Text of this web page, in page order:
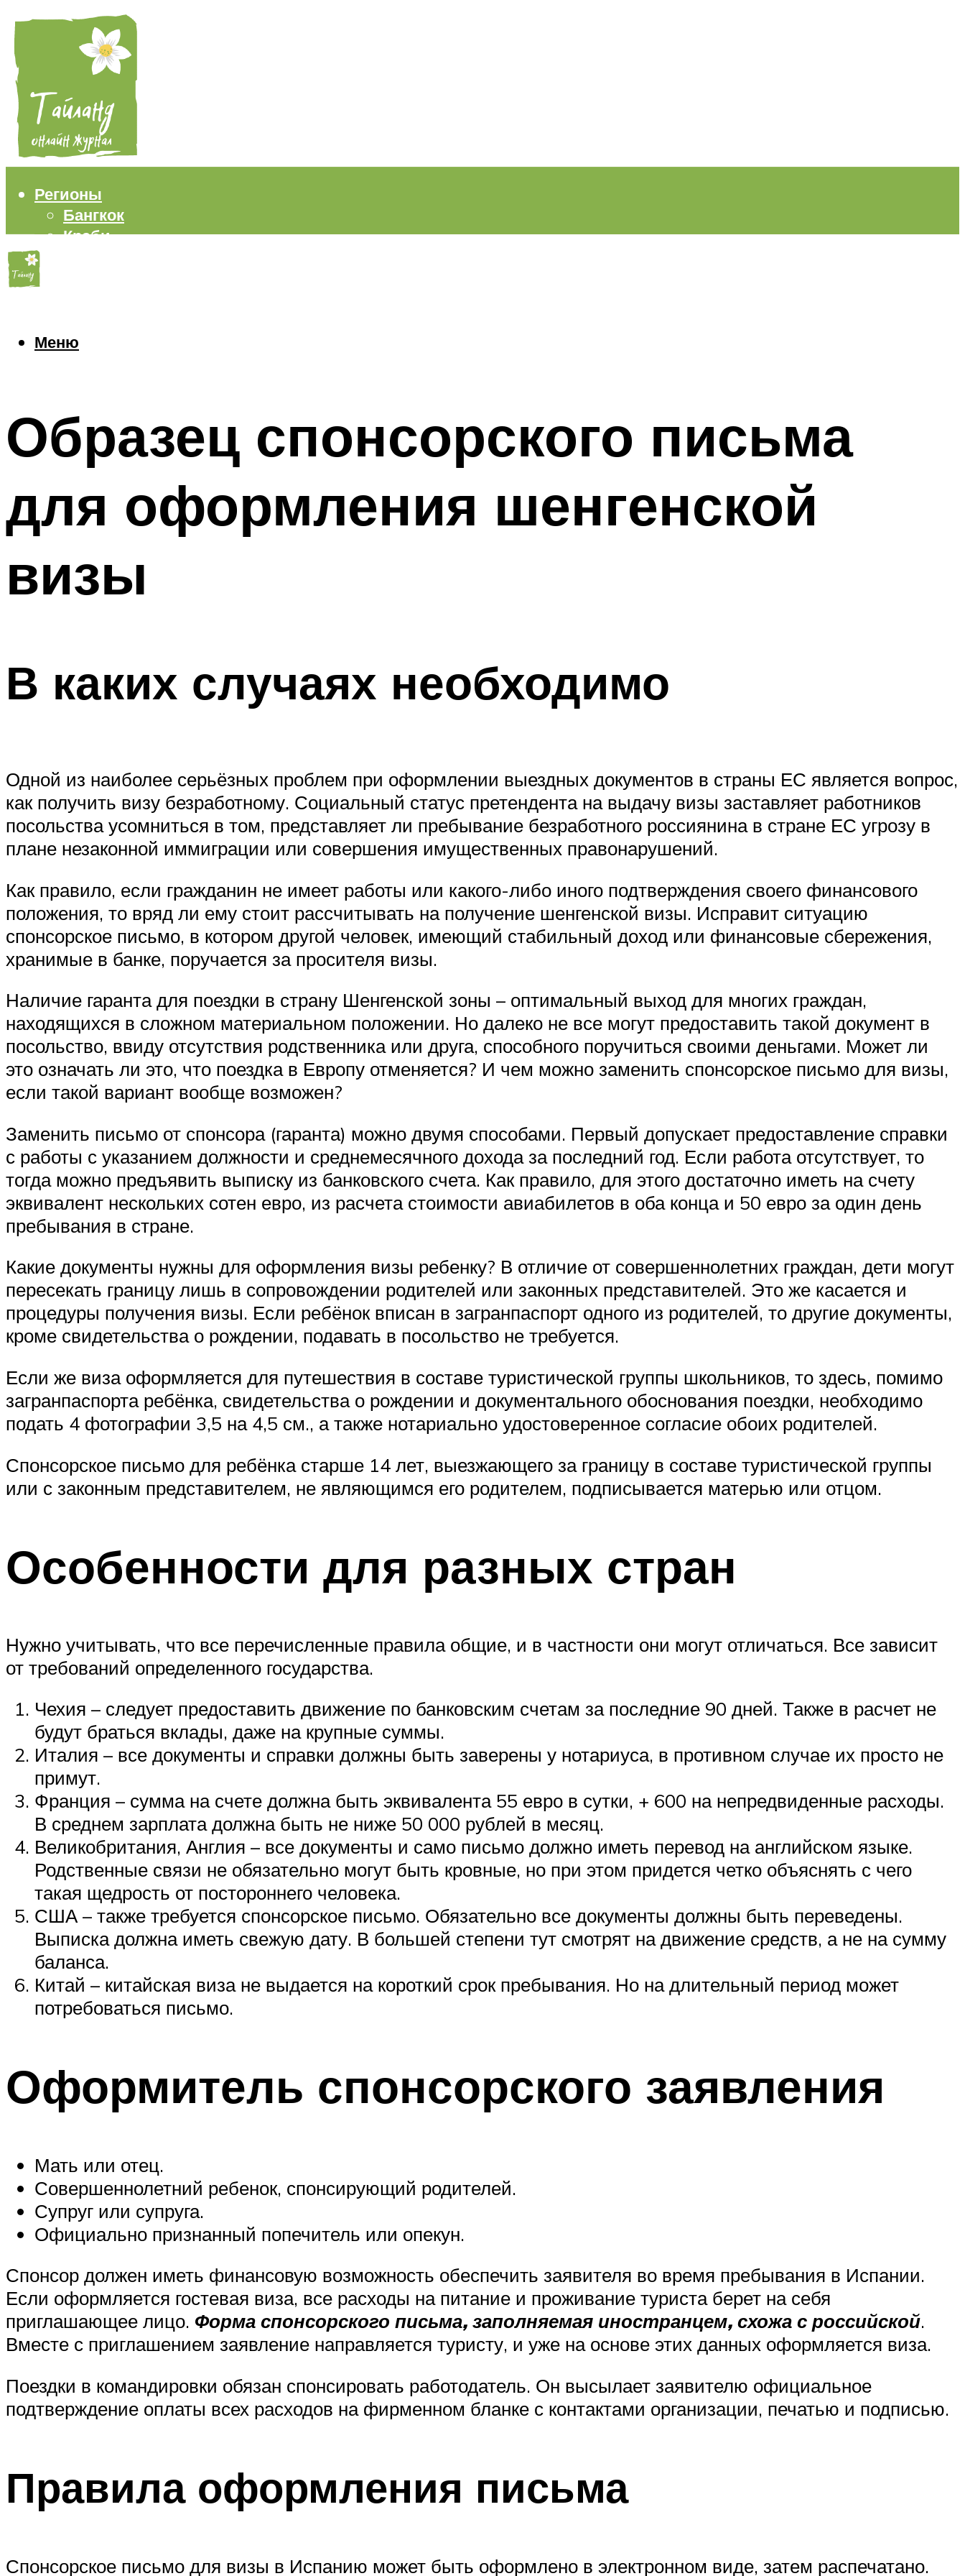
Регионы
Бангкок
Краби
Еда
Меню
Меню
Образец спонсорского письма
для оформления шенгенской
визы
В каких случаях необходимо
Одной из наиболее серьёзных проблем при оформлении выездных документов в страны ЕС является вопрос,
как получить визу безработному. Социальный статус претендента на выдачу визы заставляет работников
посольства усомниться в том, представляет ли пребывание безработного россиянина в стране ЕС угрозу в
плане незаконной иммиграции или совершения имущественных правонарушений.
Как правило, если гражданин не имеет работы или какого-либо иного подтверждения своего финансового
положения, то вряд ли ему стоит рассчитывать на получение шенгенской визы. Исправит ситуацию
спонсорское письмо, в котором другой человек, имеющий стабильный доход или финансовые сбережения,
хранимые в банке, поручается за просителя визы.
Наличие гаранта для поездки в страну Шенгенской зоны – оптимальный выход для многих граждан,
находящихся в сложном материальном положении. Но далеко не все могут предоставить такой документ в
посольство, ввиду отсутствия родственника или друга, способного поручиться своими деньгами. Может ли
это означать ли это, что поездка в Европу отменяется? И чем можно заменить спонсорское письмо для визы,
если такой вариант вообще возможен?
Заменить письмо от спонсора (гаранта) можно двумя способами. Первый допускает предоставление справки
с работы с указанием должности и среднемесячного дохода за последний год. Если работа отсутствует, то
тогда можно предъявить выписку из банковского счета. Как правило, для этого достаточно иметь на счету
эквивалент нескольких сотен евро, из расчета стоимости авиабилетов в оба конца и 50 евро за один день
пребывания в стране.
Какие документы нужны для оформления визы ребенку? В отличие от совершеннолетних граждан, дети могут
пересекать границу лишь в сопровождении родителей или законных представителей. Это же касается и
процедуры получения визы. Если ребёнок вписан в загранпаспорт одного из родителей, то другие документы,
кроме свидетельства о рождении, подавать в посольство не требуется.
Если же виза оформляется для путешествия в составе туристической группы школьников, то здесь, помимо
загранпаспорта ребёнка, свидетельства о рождении и документального обоснования поездки, необходимо
подать 4 фотографии 3,5 на 4,5 см., а также нотариально удостоверенное согласие обоих родителей.
Спонсорское письмо для ребёнка старше 14 лет, выезжающего за границу в составе туристической группы
или с законным представителем, не являющимся его родителем, подписывается матерью или отцом.
Особенности для разных стран
Нужно учитывать, что все перечисленные правила общие, и в частности они могут отличаться. Все зависит
от требований определенного государства.
Чехия – следует предоставить движение по банковским счетам за последние 90 дней. Также в расчет не
будут браться вклады, даже на крупные суммы.
Италия – все документы и справки должны быть заверены у нотариуса, в противном случае их просто не
примут.
Франция – сумма на счете должна быть эквивалента 55 евро в сутки, + 600 на непредвиденные расходы.
В среднем зарплата должна быть не ниже 50 000 рублей в месяц.
Великобритания, Англия – все документы и само письмо должно иметь перевод на английском языке.
Родственные связи не обязательно могут быть кровные, но при этом придется четко объяснять с чего
такая щедрость от постороннего человека.
США – также требуется спонсорское письмо. Обязательно все документы должны быть переведены.
Выписка должна иметь свежую дату. В большей степени тут смотрят на движение средств, а не на сумму
баланса.
Китай – китайская виза не выдается на короткий срок пребывания. Но на длительный период может
потребоваться письмо.
Оформитель спонсорского заявления
Мать или отец.
Совершеннолетний ребенок, спонсирующий родителей.
Супруг или супруга.
Официально признанный попечитель или опекун.
Спонсор должен иметь финансовую возможность обеспечить заявителя во время пребывания в Испании.
Если оформляется гостевая виза, все расходы на питание и проживание туриста берет на себя
приглашающее лицо. Форма спонсорского письма, заполняемая иностранцем, схожа с российской.
Вместе с приглашением заявление направляется туристу, и уже на основе этих данных оформляется виза.
Поездки в командировки обязан спонсировать работодатель. Он высылает заявителю официальное
подтверждение оплаты всех расходов на фирменном бланке с контактами организации, печатью и подписью.
Правила оформления письма
Спонсорское письмо для визы в Испанию может быть оформлено в электронном виде, затем распечатано.